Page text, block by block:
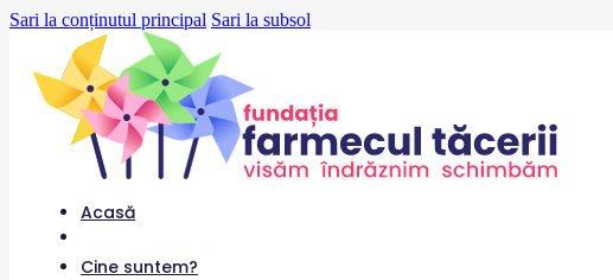
Sari la conținutul principal Sari la subsol
Acasă
Cine suntem?